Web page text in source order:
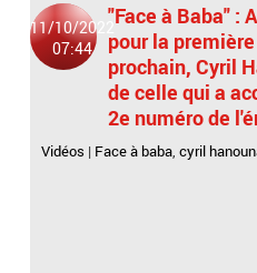
11/10/2022
07:44
"Face à Baba" :
pour la
prochain, Cyril
de celle qui a
2e numéro de
Vidéos | Face à baba,cyril